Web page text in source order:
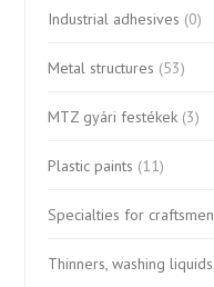
Industrial adhesives (0)
Metal structures (53)
MTZ gyári festékek (3)
Plastic paints (11)
Specialties for craftsmen
Thinners, washing liquids